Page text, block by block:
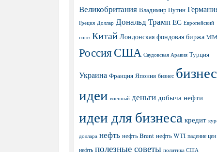
Великобритания Владимир Путин
Греция Доллар Дональд Трамп ЕС Европейский
союз Китай Лондонская фондовая биржа
РоссияСША Саудовская Аравия Турция
Украина Франция Япония бизнес бизнес
идеи военный деньги добыча нефти
идеи для бизнеса кредит
доллара нефть нефть Brent нефть WTI падение
нефть полезные советы политика США